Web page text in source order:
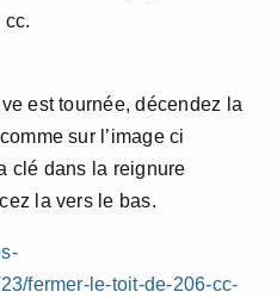
cc.
est tournée, décendez la
sur l’image ci
clé dans la reignure
la vers le bas.
fermer-le-toit-de-206-cc-